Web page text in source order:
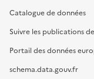
Catalogue de données
Suivre les publications
Portail des données
schema.data.gouv.fr